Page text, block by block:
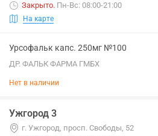
Закрыто. Пн-Вс: 08:00-21:00
На карте
Урсофальк капс. 250мг №100
ДР. ФАЛЬК ФАРМА ГМБХ
Нет в наличии
Ужгород 3
г. Ужгород, просп. Свободы, 52